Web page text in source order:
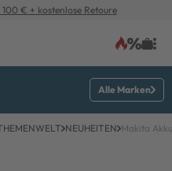
€ + kostenlose Retoure
Alle Marken
NEUHEITEN Makita